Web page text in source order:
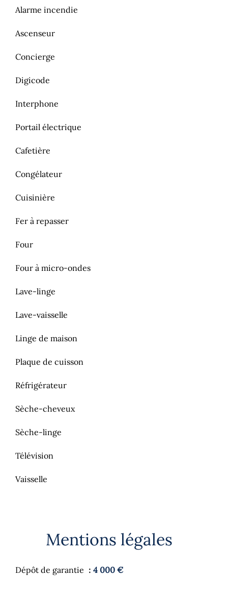
Alarme incendie
Ascenseur
Concierge
Digicode
Interphone
Portail électrique
Cafetière
Congélateur
Cuisinière
Fer à repasser
Four
Four à micro-ondes
Lave-linge
Lave-vaisselle
Linge de maison
Plaque de cuisson
Réfrigérateur
Sèche-cheveux
Sèche-linge
Télévision
Vaisselle
Mentions légales
Dépôt de garantie 4 000 €